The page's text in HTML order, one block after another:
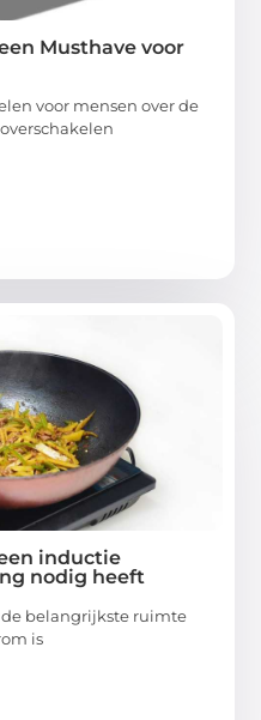
Musthave voor
voor mensen over de
inductie
nodig heeft
belangrijkste ruimte
is